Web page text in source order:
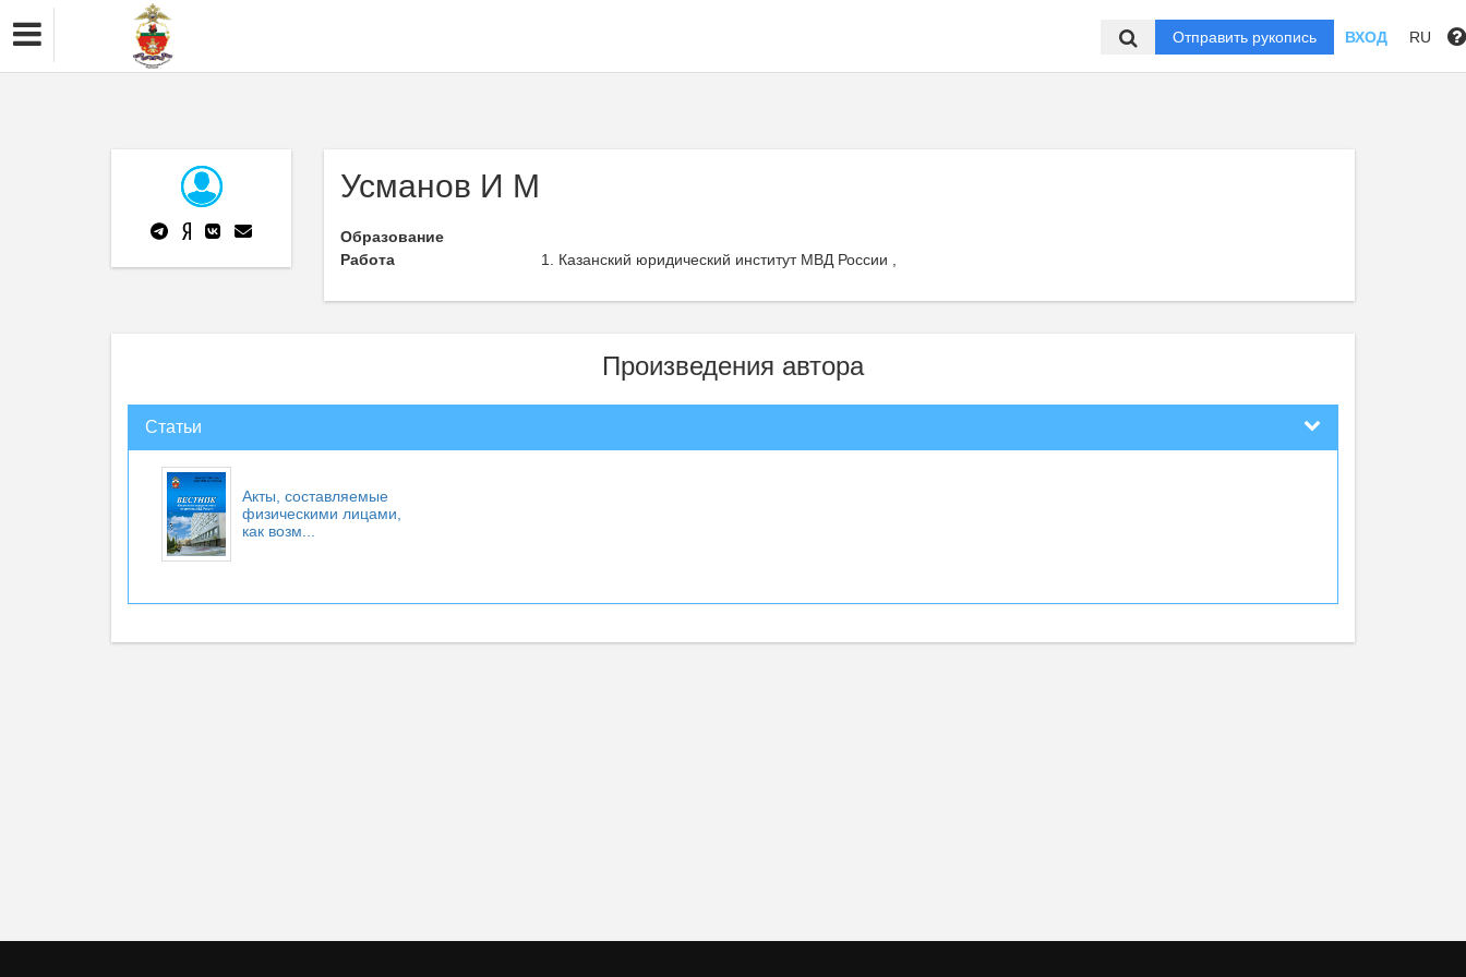
Отправить рукопись ВХОД RU
Усманов И М
Образование
Работа
Казанский юридический институт МВД России ,
Произведения автора
Статьи
Акты, составляемые
физическими лицами,
как возм...